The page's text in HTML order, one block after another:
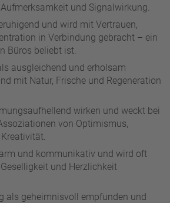
und Signalwirkung.
und wird mit Vertrauen,
in Verbindung gebracht – ein
Büros beliebt ist.
ausgleichend und erholsam
mit Natur, Frische und Regeneration
wirken und weckt bei
von Optimismus,
und kommunikativ und wird oft
und Herzlichkeit
als geheimnisvoll empfunden und